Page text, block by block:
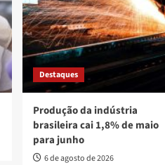
Destaques
Produção da indústria
brasileira cai 1,8% de maio
para junho
6 de agosto de 2026